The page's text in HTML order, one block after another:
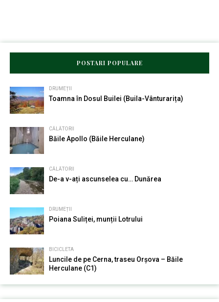
POSTARI POPULARE
DRUMEȚII
Toamna în Dosul Builei (Buila-Vânturarița)
CĂLĂTORII
Băile Apollo (Băile Herculane)
CĂLĂTORII
De-a v-ați ascunselea cu… Dunărea
DRUMEȚII
Poiana Suliței, munții Lotrului
BICICLETA
Luncile de pe Cerna, traseu Orșova – Băile
Herculane (C1)